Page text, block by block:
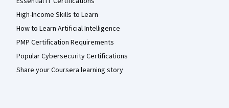
High-Income Skills to Learn
How to Learn Artificial Intelligence
PMP Certification Requirements
Popular Cybersecurity Certifications
Share your Coursera learning story